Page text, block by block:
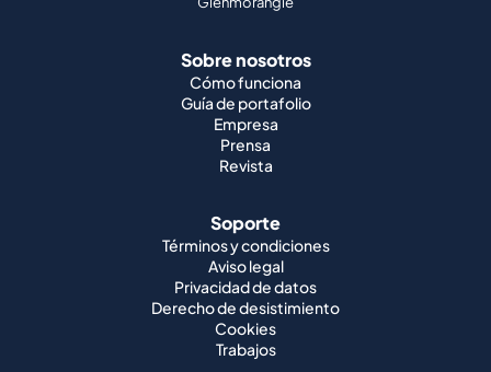
Sobre nosotros
Cómo funciona
Guía de portafolio
Empresa
Prensa
Revista
Soporte
Términos y condiciones
Aviso legal
Privacidad de datos
Derecho de desistimiento
Cookies
Trabajos